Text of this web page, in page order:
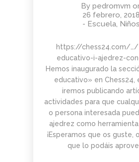
VERANO Y
SEPTIEMBRE!
CHAMBERÍ!
COMUNIDAD
CABEZA –
JUNIO 2026
2026
TORNEO
DE
TODAS
LAS
EDADES
Y
NIVELES
– 13 DE
JUNIO
4
MAYO
2026
BOLETÍN
MAYO 2026 –
COMUNIDAD
AJEDREZ
CON
CABEZA
30
ABRIL
2026
TORNEO
PARA
TODAS
LAS
EDADES
Y
NIVELES
–
AJEDREZ
29
ABRIL
2026
AJEDREZ
INICIACIÓN
27
ABRIL
DE
By pedromvm
26 febrero, 2018
- Escuela, Niños
https://chess24.com/
educativo-i-ajedrez-
Hemos inaugurado la
educativo» en Chess24,
iremos publicando
actividades para que
o persona interesada
ajedrez como
¡Esperamos que os guste,
que lo podáis